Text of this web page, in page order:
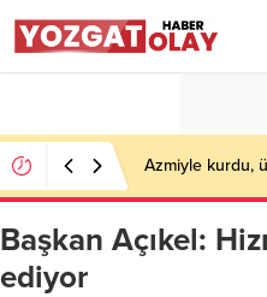
Azmiyle kurdu,
Başkan Açıkel:
ediyor